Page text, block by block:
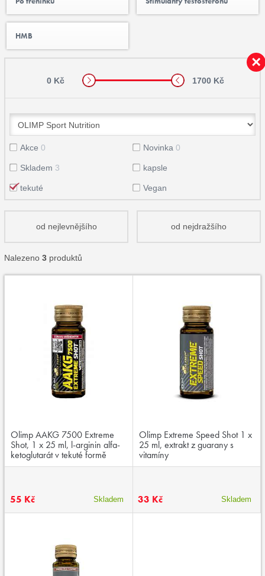
HMB
0 Kč 1700 Kč
Akce 0 Novinka 0
Skladem 3 kapsle
tekuté Vegan
od nejlevnějšího od nejdražšího
Nalezeno 3 produktů
Olimp AAKG 7500 Extreme
Shot, 1 x 25 ml, l-arginin alfa-
ketoglutarát v tekuté formě
55 Kč Skladem
Olimp Extreme Speed Shot 1 x
25 ml, extrakt z guarany s
vitamíny
33 Kč Skladem